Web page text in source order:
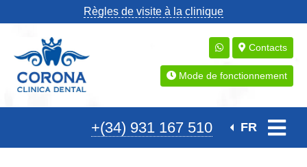
Règles de visite à la clinique
Contacts
Mode de fonctionnement
+(34) 931 167 510 FR